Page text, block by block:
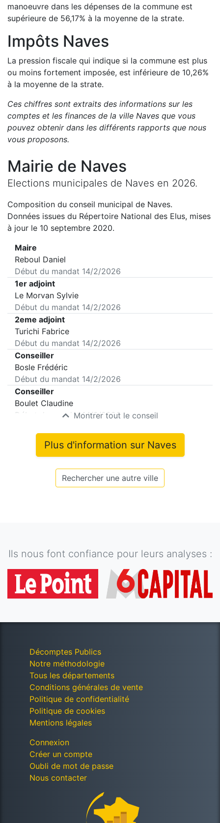
manoeuvre dans les dépenses de la commune est
supérieure de 56,17% à la moyenne de la strate.
Impôts Naves
La pression fiscale qui indique si la commune est plus
ou moins fortement imposée, est inférieure de 10,26%
à la moyenne de la strate.
Ces chiffres sont extraits des informations sur les
comptes et les finances de la ville Naves que vous
pouvez obtenir dans les différents rapports que nous
vous proposons.
Mairie de Naves
Elections municipales de Naves en 2026.
Composition du conseil municipal de Naves.
Données issues du Répertoire National des Elus, mises
à jour le 10 septembre 2020.
Maire
Reboul Daniel
Début du mandat 14/2/2026
1er adjoint
Le Morvan Sylvie
Début du mandat 14/2/2026
2eme adjoint
Turichi Fabrice
Début du mandat 14/2/2026
Conseiller
Bosle Frédéric
Début du mandat 14/2/2026
Conseiller
Boulet Claudine
Début du mandat14/2/2026
Montrer tout le conseil
Plus d'information sur Naves
Rechercher une autre ville
Ils nous font confiance pour leurs analyses :
Décomptes Publics
Notre méthodologie
Tous les départements
Conditions générales de vente
Politique de confidentialité
Politique de cookies
Mentions légales
Connexion
Créer un compte
Oubli de mot de passe
Nous contacter